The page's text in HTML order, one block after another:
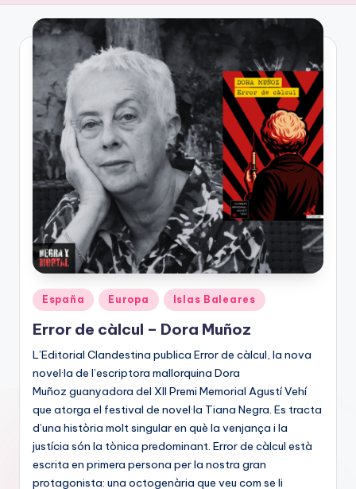
M
o
rt
al
mucho
más
Publicado
en
España Europa Islas Baleares
Error de càlcul – Dora Muñoz
L’Editorial Clandestina publica Error de càlcul, la nova
novel·la de l’escriptora mallorquina Dora
Muñoz guanyadora del XII Premi Memorial Agustí Vehí
que atorga el festival de novel·la Tiana Negra. Es tracta
d’una història molt singular en què la venjança i la
justícia són la tònica predominant. Error de càlcul està
escrita en primera persona per la nostra gran
protagonista: una octogenària que veu com se li